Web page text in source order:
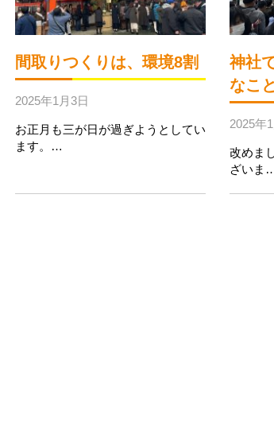
間取りつくりは、環境8割
2025年1月3日
お正月も三が日が過ぎようとしてい
ます。…
神社
なこと
2025年
改めま
ざいま